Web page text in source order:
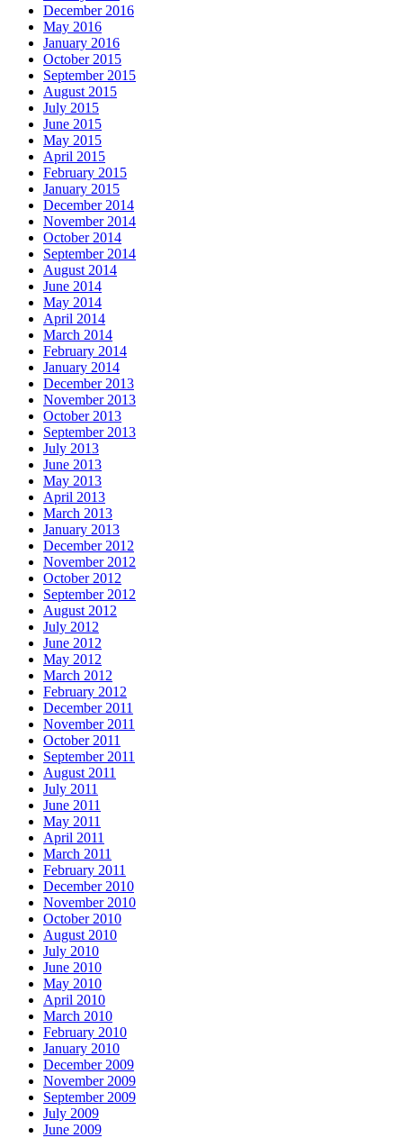
December 2016
May 2016
January 2016
October 2015
September 2015
August 2015
July 2015
June 2015
May 2015
April 2015
February 2015
January 2015
December 2014
November 2014
October 2014
September 2014
August 2014
June 2014
May 2014
April 2014
March 2014
February 2014
January 2014
December 2013
November 2013
October 2013
September 2013
July 2013
June 2013
May 2013
April 2013
March 2013
January 2013
December 2012
November 2012
October 2012
September 2012
August 2012
July 2012
June 2012
May 2012
March 2012
February 2012
December 2011
November 2011
October 2011
September 2011
August 2011
July 2011
June 2011
May 2011
April 2011
March 2011
February 2011
December 2010
November 2010
October 2010
August 2010
July 2010
June 2010
May 2010
April 2010
March 2010
February 2010
January 2010
December 2009
November 2009
September 2009
July 2009
June 2009